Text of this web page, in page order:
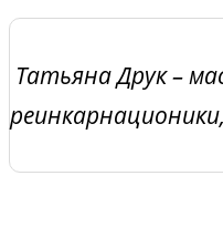
Татьяна Друк –